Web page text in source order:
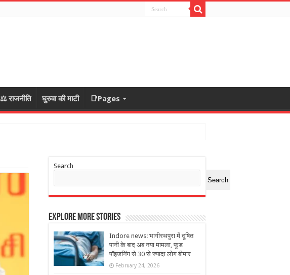
⚖️ राजनीति घुरुवा की माटी 📑Pages
Search
Search
Explore More Stories
Indore news: भागीरथपुरा में दूषित
पानी के बाद अब नया मामला, फूड
पॉइजनिंग से 30 से ज्यादा लोग बीमार
February 24, 2026